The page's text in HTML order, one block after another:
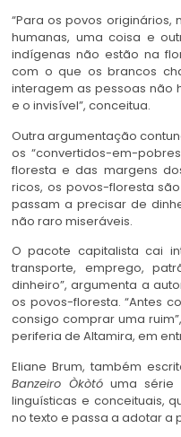
“Para os povos originários,
humanas, uma coisa e
indígenas não estão na
com o que os brancos
interagem as pessoas não
e o invisível”, conceitua.
Outra argumentação
os “convertidos-em-
floresta e das margens
ricos, os povos-floresta
passam a precisar de
não raro miseráveis.
O pacote capitalista cai
transporte, emprego,
dinheiro”, argumenta a
os povos-floresta. “Antes
consigo comprar uma
periferia de Altamira, em
Eliane Brum, também
Banzeiro Òkòtó uma série
linguísticas e conceituais,
no texto e passa a adotar a